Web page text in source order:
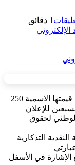
1 دقائق
الإلكتروني
قطعة نقدية فضية تذكارية قيمتها الاسمية 250
للإعلان
لحقوق
التذكارية
الإشارة في الأسفل